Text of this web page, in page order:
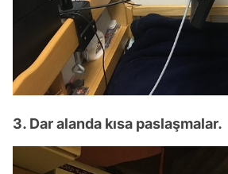
3. Dar alanda kısa paslaşmalar.